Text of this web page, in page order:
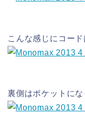
こんな感じにコー
裏側はポケットにな